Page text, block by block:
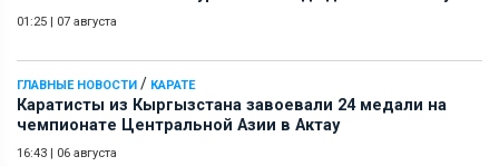
01:25 | 07 августа
ГЛАВНЫЕ НОВОСТИ / КАРАТЕ
Каратисты из Кыргызстана завоевали 24 медали на
чемпионате Центральной Азии в Актау
16:43 | 06 августа